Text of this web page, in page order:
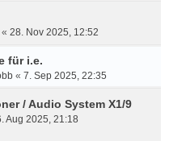
« 28. Nov 2025, 12:52
für i.e.
« 7. Sep 2025, 22:35
/ Audio System X1/9
Aug 2025, 21:18